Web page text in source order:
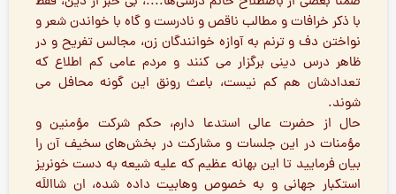
با ذکر خرافات و مطالب ناقص و نادرست و گاه با خواندن شعر و
نواختن دف و ترنم به آوازه خوانندگان زن، مجالس تفريح و در
ظاهر درس ديني برگزار مي کنند و مردم عامي کم اطلاع که
تعدادشان هم کم نيست، باعث رونق اين گونه محافل مي
شوند.
حال از حضرت عالي استدعا دارم، حکم شرکت مؤمنين و
مؤمنات در اين جلسات و مشارکت در بخش‌هاي سخيف آن را
بيان فرماييد تا اين بهانه عظيم که عليه شيعه به دست خونريز
استکبار جهاني و به خصوص وهابيت داده شده، ان شا‌اللَه